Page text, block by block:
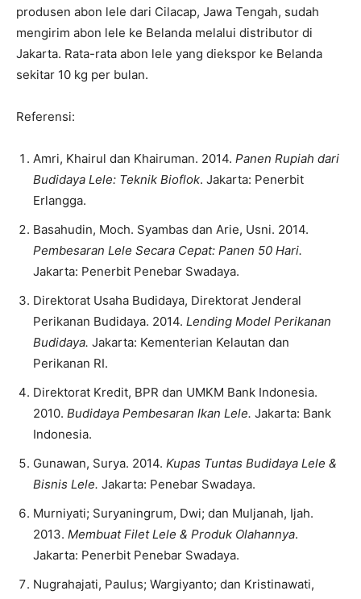
produsen abon lele dari Cilacap, Jawa Tengah, sudah
mengirim abon lele ke Belanda melalui distributor di
Jakarta. Rata-rata abon lele yang diekspor ke Belanda
sekitar 10 kg per bulan.
Referensi:
Amri, Khairul dan Khairuman. 2014. Panen Rupiah dari
Budidaya Lele: Teknik Bioflok. Jakarta: Penerbit
Erlangga.
Basahudin, Moch. Syambas dan Arie, Usni. 2014.
Pembesaran Lele Secara Cepat: Panen 50 Hari.
Jakarta: Penerbit Penebar Swadaya.
Direktorat Usaha Budidaya, Direktorat Jenderal
Perikanan Budidaya. 2014. Lending Model Perikanan
Budidaya. Jakarta: Kementerian Kelautan dan
Perikanan RI.
Direktorat Kredit, BPR dan UMKM Bank Indonesia.
2010. Budidaya Pembesaran Ikan Lele. Jakarta: Bank
Indonesia.
Gunawan, Surya. 2014. Kupas Tuntas Budidaya Lele &
Bisnis Lele. Jakarta: Penebar Swadaya.
Murniyati; Suryaningrum, Dwi; dan Muljanah, Ijah.
2013. Membuat Filet Lele & Produk Olahannya.
Jakarta: Penerbit Penebar Swadaya.
Nugrahajati, Paulus; Wargiyanto; dan Kristinawati,